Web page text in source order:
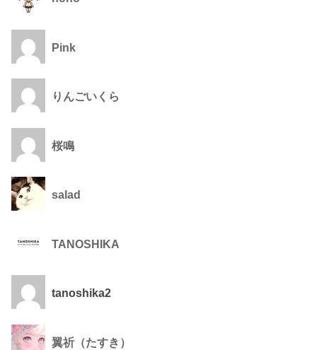
Pink
りんごいくら
桜鳴
salad
TANOSHIKA
tanoshika2
翼祈（たすき）